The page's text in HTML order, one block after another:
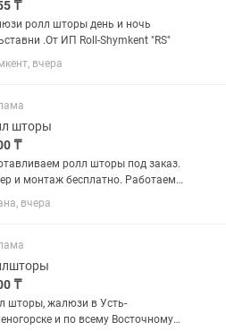
₸
ролл шторы день и ночь
.От ИП Roll-Shymkent "RS"
вчера
шторы
₸
ролл шторы под заказ.
и монтаж бесплатно. Работаем
и физическими
В ассортименте более 2000
вчера
₸
шторы, жалюзи в Усть-
и по всему Восточному